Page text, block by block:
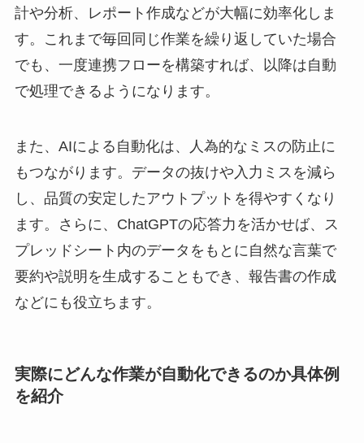
計や分析、レポート作成などが大幅に効率化しま
す。これまで毎回同じ作業を繰り返していた場合
でも、一度連携フローを構築すれば、以降は自動
で処理できるようになります。
また、AIによる自動化は、人為的なミスの防止に
もつながります。データの抜けや入力ミスを減ら
し、品質の安定したアウトプットを得やすくなり
ます。さらに、ChatGPTの応答力を活かせば、ス
プレッドシート内のデータをもとに自然な言葉で
要約や説明を生成することもでき、報告書の作成
などにも役立ちます。
実際にどんな作業が自動化できるのか具体例
を紹介